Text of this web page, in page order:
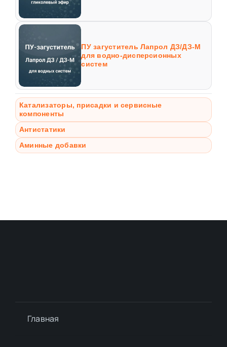
ПУ загуститель Лапрол ДЗ/ДЗ-М
для водно-дисперсионных
систем
Катализаторы, присадки и сервисные
компоненты
Антистатики
Аминные добавки
Главная